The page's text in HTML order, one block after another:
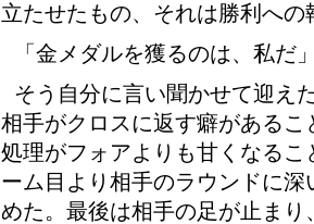
立たせたもの、それは勝利への
「金メダルを獲るのは、私だ
そう自分に言い聞かせて迎え
相手がクロスに返す癖があるこ
処理がフォアよりも甘くなるこ
ーム目より相手のラウンドに深
めた。最後は相手の足が止ま